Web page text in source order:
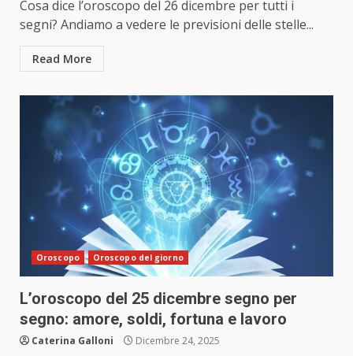
Cosa dice l’oroscopo del 26 dicembre per tutti i
segni? Andiamo a vedere le previsioni delle stelle...
Read More
Oroscopo Oroscopo del giorno
L’oroscopo del 25 dicembre segno per
segno: amore, soldi, fortuna e lavoro
Caterina Galloni Dicembre 24, 2025